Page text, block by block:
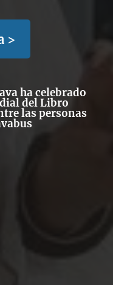
>
ha celebrado
del Libro
las personas